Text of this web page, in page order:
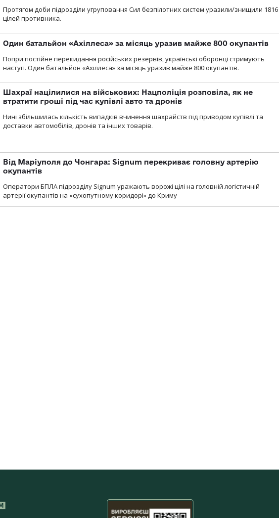
Протягом доби підрозділи угруповання Сил безпілотних систем уразили/знищили 1816
цілей противника.
Один батальйон «Ахіллеса» за місяць уразив майже 800 окупантів
Попри постійне перекидання російських резервів, українські оборонці стримують
наступ. Один батальйон «Ахіллеса» за місяць уразив майже 800 окупантів.
Шахраї націлилися на військових: Нацполіція розповіла, як не
втратити гроші під час купівлі авто та дронів
Нині збільшилась кількість випадків вчинення шахрайств під приводом купівлі та
доставки автомобілів, дронів та інших товарів.
Від Маріуполя до Чонгара: Signum перекриває головну артерію
окупантів
Оператори БПЛА підрозділу Signum уражають ворожі цілі на головній логістичній
артерії окупантів на «сухопутному коридорі» до Криму